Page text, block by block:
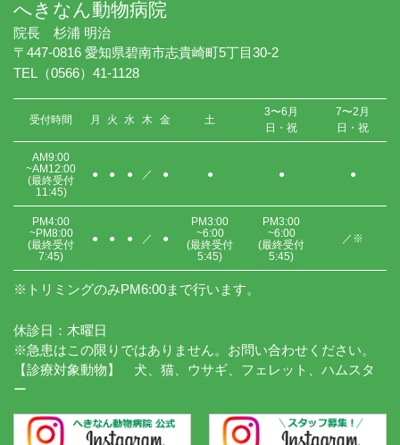
へきなん動物病院
院長 杉浦 明治
〒447-0816 愛知県碧南市志貴崎町5丁目30-2
TEL（0566）41-1128
受付時間 月 火 水 木 金 土
3〜6月
日・祝
7〜2月
日・祝
AM9:00
~AM12:00
(最終受付
11:45)
● ● ● ／ ● ● ● ●
PM4:00
~PM8:00
(最終受付
7:45)
● ● ● ／ ●
PM3:00
~6:00
(最終受付
5:45)
PM3:00
~6:00
(最終受付
5:45)
／※
※トリミングのみPM6:00まで行います。
休診日：木曜日
※急患はこの限りではありません。お問い合わせください。
【診療対象動物】 犬、猫、ウサギ、フェレット、ハムスタ
ー